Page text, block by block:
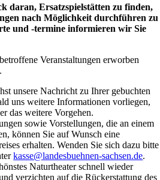
daran, Ersatzspielstätten zu finden,
nach Möglichkeit durchführen zu
und -termine informieren wir Sie
Veranstaltungen erworben
unsere Nachricht zu Ihrer gebuchten
uns weitere Informationen vorliegen,
das weitere Vorgehen.
sowie Vorstellungen, die an einem
können Sie auf Wunsch eine
erhalten. Wenden Sie sich dazu bitte
kasse@landesbuehnen-sachsen.de.
Naturtheater schnell wieder
verzichten auf die Rückerstattung des